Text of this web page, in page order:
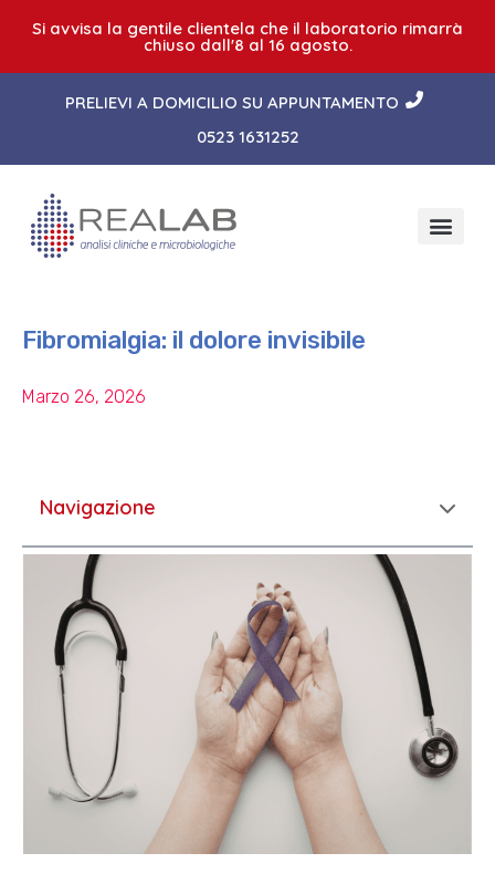
Si avvisa la gentile clientela che il laboratorio rimarrà
chiuso dall'8 al 16 agosto.
PRELIEVI A DOMICILIO SU APPUNTAMENTO
0523 1631252
Fibromialgia: il dolore invisibile
Marzo 26, 2026
Navigazione